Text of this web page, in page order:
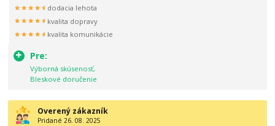
Pre:
Výborná skúsenosť,
Bleskové doručenie
dodacia lehota
kvalita dopravy
kvalita komunikácie
Overený zákazník
Pridané 26. 08. 2025